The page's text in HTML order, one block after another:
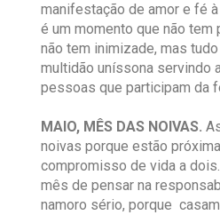
manifestação de amor e fé
é um momento que não tem
não tem inimizade, mas
multidão uníssona servindo
pessoas que participam da
MAIO, MÊS DAS NOIVAS.
noivas porque estão
compromisso de vida a
mês de pensar na
namoro sério, porque